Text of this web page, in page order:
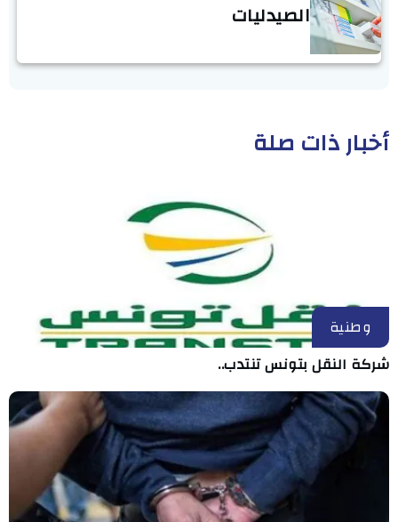
الصيدليات
أخبار ذات صلة
وطنية
شركة النقل بتونس تنتدب..